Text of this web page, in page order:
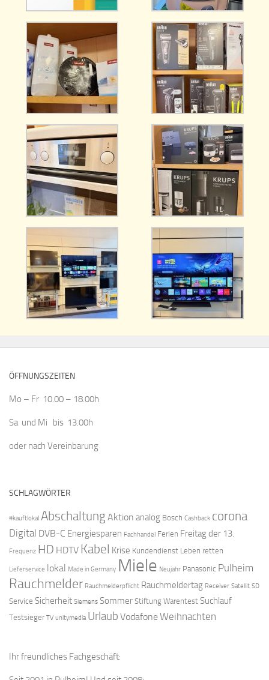
ÖFFNUNGSZEITEN
Mo – Fr 10.00 – 18.00h
Sa und Mi bis 13.00h
oder nach Vereinbarung
SCHLAGWÖRTER
#kauftlokal AbschaltungAktion analog Bosch Cashback corona
Digital DVB-C Energiesparen Fachhandel Ferien Freitag der 13.
Frequenz HD HDTV Kabel Krise Kundendienst Leben retten
Lieferservice lokal Made in Germany Miele Neujahr Panasonic Pulheim
Rauchmelder Rauchmelderpflicht Rauchmeldertag Receiver Satellit SD
Service Sicherheit Siemens Sommer Stiftung Warentest Suchlauf
Testsieger TV unitymedia Urlaub VodafoneWeihnachten
Ihr freundliches Fachgeschäft: